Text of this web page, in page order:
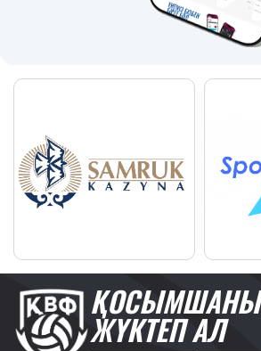
ҚОСЫМШАНЫ
ЖҮКТЕП АЛ